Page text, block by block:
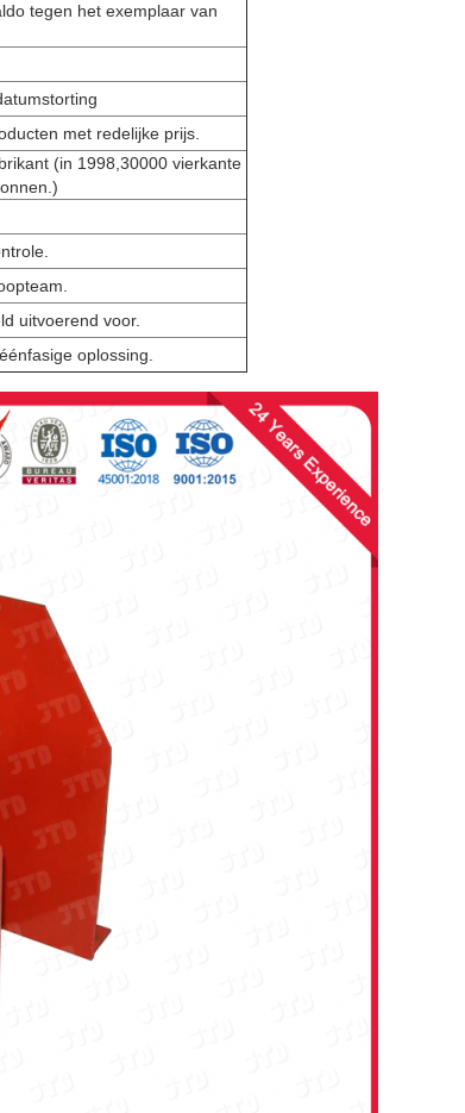
tegen het exemplaar van
met redelijke prijs.
(in 1998,30000 vierkante
uitvoerend voor.
oplossing.